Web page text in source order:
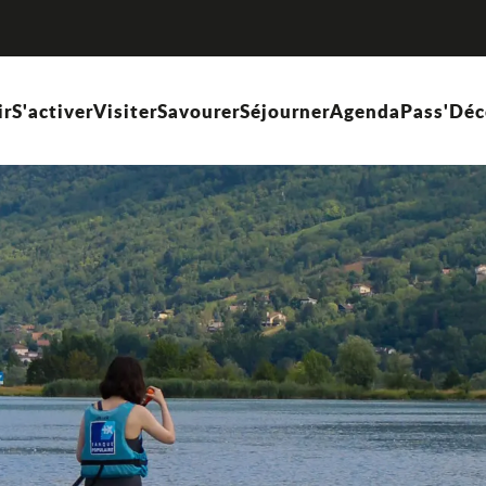
S'activerVisiterSavourerSéjournerAgenda